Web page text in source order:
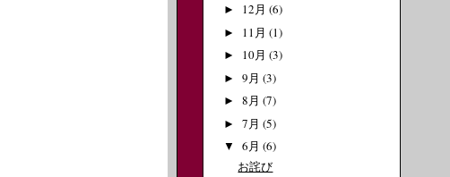
► 12月 (6)
► 11月 (1)
► 10月 (3)
► 9月 (3)
► 8月 (7)
► 7月 (5)
▼ 6月 (6)
お詫び